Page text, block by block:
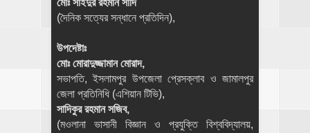
মোঃ সাইদুর রহমান সাদি
(দৈনিক সত্যের সন্ধানে প্রতিদিন),
উপদেষ্টাঃ
মোঃ মোরাদুজ্জামান মোরাদ,
সভাপতি, ইসলামপুর উপজেলা প্রেসক্লাব ও জামালপুর
জেলা প্রতিনিধি (এশিয়ান টিভি),
সাদিকুর রহমান সজিব,
(মওলানা ভাসানী বিজ্ঞান ও প্রযুক্তি বিশ্ববিদ্যালয়,